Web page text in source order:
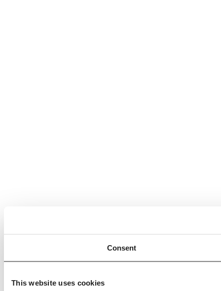
Consent
This website uses cookies